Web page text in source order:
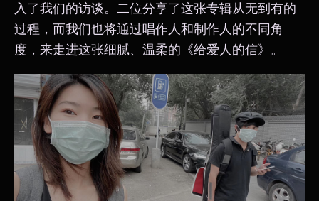
入了我们的访谈。二位分享了这张专辑从无到有的
过程，而我们也将通过唱作人和制作人的不同角
度，来走进这张细腻、温柔的《给爱人的信》。